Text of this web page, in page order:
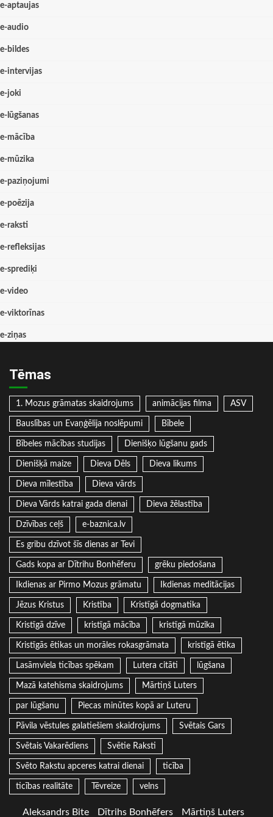
e-aptaujas
e-audio
e-bildes
e-intervijas
e-joki
e-lūgšanas
e-mācība
e-mūzika
e-paziņojumi
e-poēzija
e-raksti
e-refleksijas
e-sprediķi
e-video
e-viktorīnas
e-ziņas
Tēmas
1. Mozus grāmatas skaidrojums animācijas filma ASV
Bauslības un Evaņģēlija noslēpumi Bībele
Bībeles mācības studijas Dienišķo lūgšanu gads
Dienišķā maize Dieva Dēls Dieva likums
Dieva mīlestība Dieva vārds
Dieva Vārds katrai gada dienai Dieva žēlastība
Dzīvības ceļš e-baznica.lv
Es gribu dzīvot šīs dienas ar Tevi
Gads kopa ar Dītrihu Bonhēferu grēku piedošana
Ikdienas ar Pirmo Mozus grāmatu Ikdienas meditācijas
Jēzus Kristus Kristība Kristīgā dogmatika
Kristīgā dzīve kristīgā mācība kristīgā mūzika
Kristīgās ētikas un morāles rokasgrāmata kristīgā ētika
Lasāmviela ticības spēkam Lutera citāti lūgšana
Mazā katehisma skaidrojums Mārtiņš Luters
par lūgšanu Piecas minūtes kopā ar Luteru
Pāvila vēstules galatiešiem skaidrojums Svētais Gars
Svētais Vakarēdiens Svētie Raksti
Svēto Rakstu apceres katrai dienai ticība
ticības realitāte Tēvreize velns
Aleksandrs Bite Dītrihs Bonhēfers Mārtiņš Luters